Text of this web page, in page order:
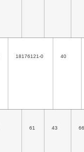
18176121-0 40
61 43 66